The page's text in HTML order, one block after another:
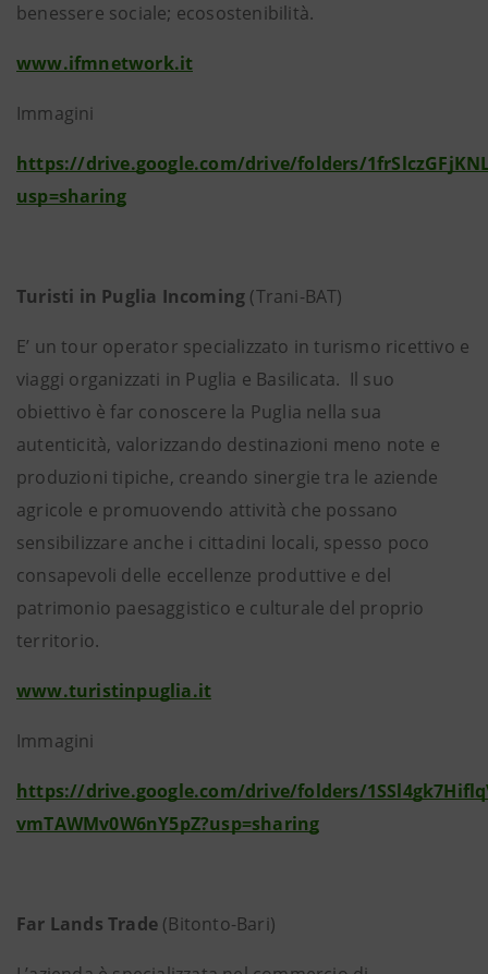
benessere sociale; ecosostenibilità.
www.ifmnetwork.it
Immagini
https://drive.google.com/drive/folders/
usp=sharing
Turisti in Puglia Incoming (Trani-BAT)
E’ un tour operator specializzato in turismo ricettivo e
viaggi organizzati in Puglia e Basilicata. Il suo
obiettivo è far conoscere la Puglia nella sua
autenticità, valorizzando destinazioni meno note e
produzioni tipiche, creando sinergie tra le aziende
agricole e promuovendo attività che possano
sensibilizzare anche i cittadini locali, spesso poco
consapevoli delle eccellenze produttive e del
patrimonio paesaggistico e culturale del proprio
territorio.
www.turistinpuglia.it
Immagini
https://drive.google.com/drive/folders/
vmTAWMv0W6nY5pZ?usp=sharing
Far Lands Trade (Bitonto-Bari)